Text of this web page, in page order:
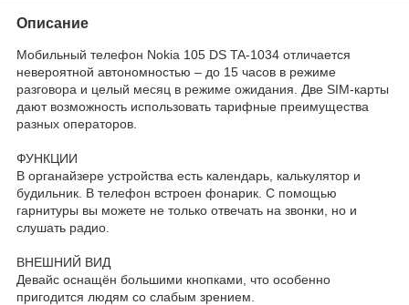
Описание
Мобильный телефон Nokia 105 DS TA-1034 отличается
невероятной автономностью – до 15 часов в режиме
разговора и целый месяц в режиме ожидания. Две SIM-карты
дают возможность использовать тарифные преимущества
разных операторов.
ФУНКЦИИ
В органайзере устройства есть календарь, калькулятор и
будильник. В телефон встроен фонарик. С помощью
гарнитуры вы можете не только отвечать на звонки, но и
слушать радио.
ВНЕШНИЙ ВИД
Девайс оснащён большими кнопками, что особенно
пригодится людям со слабым зрением.